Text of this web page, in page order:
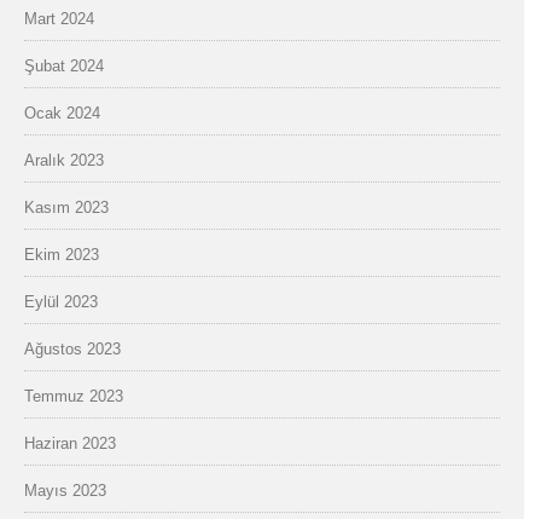
Mart 2024
Şubat 2024
Ocak 2024
Aralık 2023
Kasım 2023
Ekim 2023
Eylül 2023
Ağustos 2023
Temmuz 2023
Haziran 2023
Mayıs 2023